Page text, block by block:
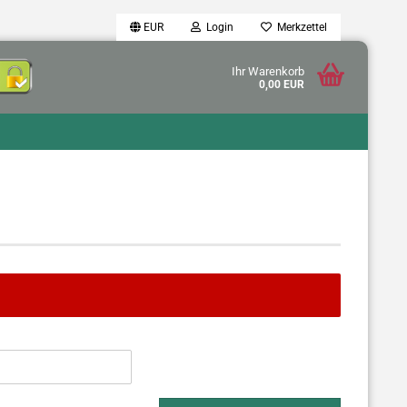
EUR Login Merkzettel
Ihr Warenkorb
0,00 EUR